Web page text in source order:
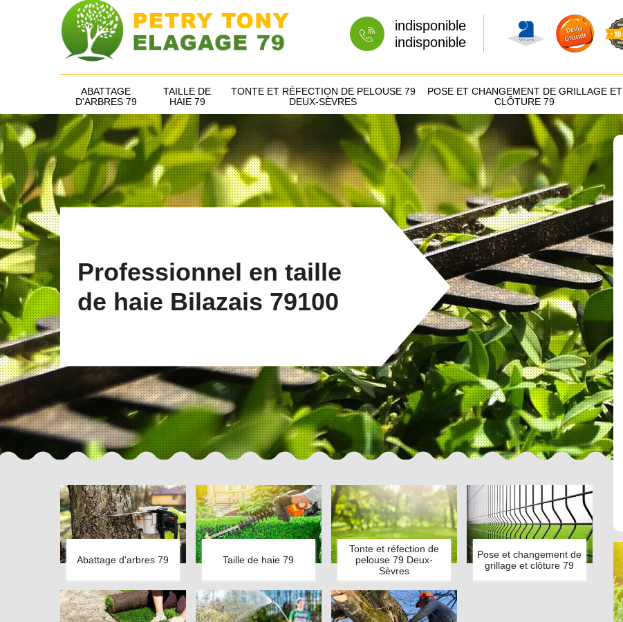
indisponible
indisponible
ABATTAGE
D'ARBRES 79
TAILLE DE
HAIE 79
TONTE ET RÉFECTION DE PELOUSE 79
DEUX-SÈVRES
POSE ET CHANGEMENT DE GRILLAGE ET
CLÔTURE 79
Professionnel en taille
de haie Bilazais 79100
Abattage d'arbres 79 Taille de haie 79
Tonte et réfection de
pelouse 79 Deux-
Sèvres
Pose et changement de
grillage et clôture 79